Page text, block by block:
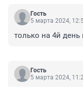
Гость
5 марта 2024,
только на 4й
Гость
5 марта 2024,